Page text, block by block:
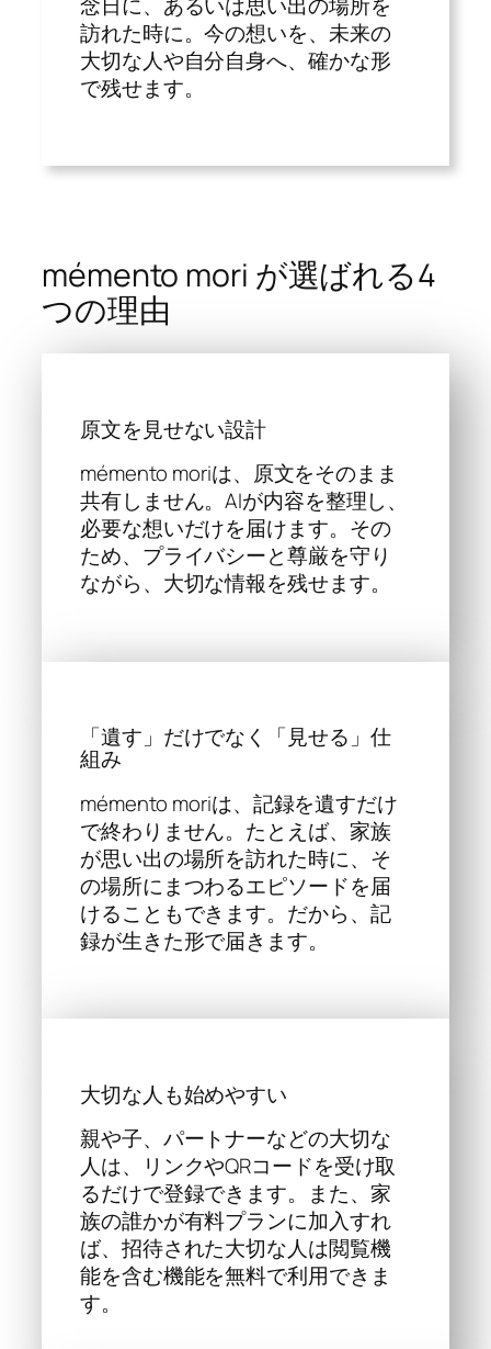
訪れた時に。今の想いを、未来の
大切な人や自分自身へ、確かな形
で残せます。
mémento mori が選ばれる4
つの理由
原文を見せない設計
mémento moriは、原文をそのまま
共有しません。AIが内容を整理し、
必要な想いだけを届けます。その
ため、プライバシーと尊厳を守り
ながら、大切な情報を残せます。
「遺す」だけでなく「見せる」仕
組み
mémento moriは、記録を遺すだけ
で終わりません。たとえば、家族
が思い出の場所を訪れた時に、そ
の場所にまつわるエピソードを届
けることもできます。だから、記
録が生きた形で届きます。
大切な人も始めやすい
親や子、パートナーなどの大切な
人は、リンクやQRコードを受け取
るだけで登録できます。また、家
族の誰かが有料プランに加入すれ
ば、招待された大切な人は閲覧機
能を含む機能を無料で利用できま
す。